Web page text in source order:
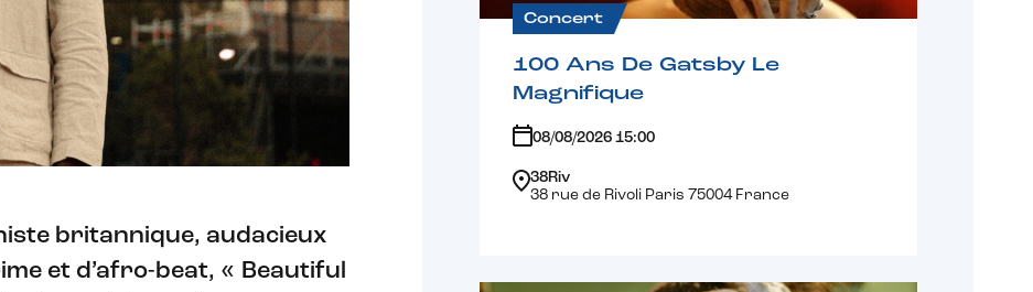
britannique, audacieux
et d’afro-beat, « Beautiful
Concert
100 Ans De Gatsby Le
Magnifique
08/08/2026 15:00
38Riv
38 rue de Rivoli Paris 75004 France